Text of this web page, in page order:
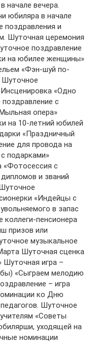
начале вечера.
юбиляра в начале
поздравления и
Шуточная церемония
поздравление
на юбилее женщины»
«Фэн-шуй по-
Шуточное
«Одно
с
опера»
на 10-летний юбилей
«Праздничный
для провода на
подарками»
«Фотосессия с
и званий
«Индейцы с
в запас
пенсионера
призов или
музыкальное
Шуточная сценка
Шуточная игра –
«Сыграем мелодию
– игра
ко Дню
Шуточное
«Советы
уходящей на
номинации